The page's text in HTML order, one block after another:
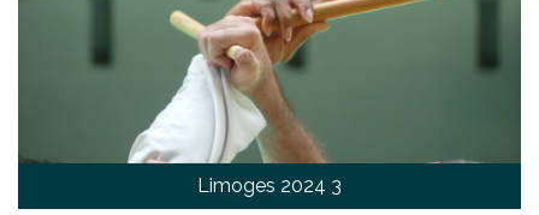
Limoges 2024 3